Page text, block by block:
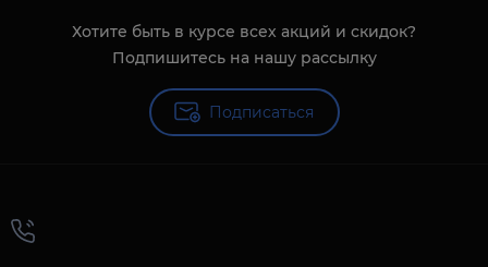
Хотите быть в курсе всех акций и скидок?
Подпишитесь на нашу рассылку
Подписаться